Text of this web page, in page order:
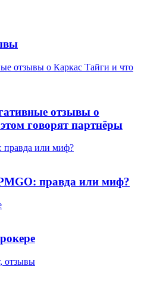
отзывы о Каркас Тайги и что
отзывы о
говорят партнёры
правда или миф?
правда или миф?
отзывы